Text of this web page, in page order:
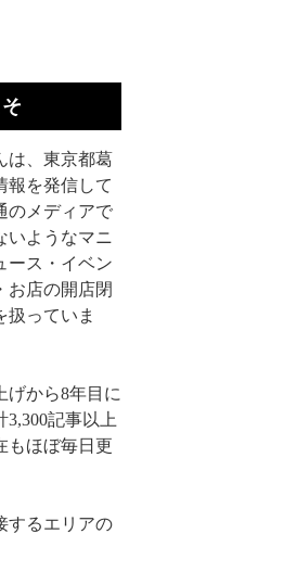
は、東京都葛
報を発信して
のメディアで
いようなマニ
ース・イベン
お店の開店閉
扱っていま
げから8年目に
3,300記事以上
もほぼ毎日更
するエリアの